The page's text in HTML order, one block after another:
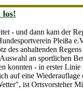
los!
- und dann kam der
Pleißa
des anhaltenden
an sportlichen
konnten - in erster
auf eine
ist Ortsvorsteher